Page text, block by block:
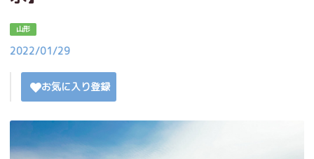
山形
2022/01/29
お気に入り登録